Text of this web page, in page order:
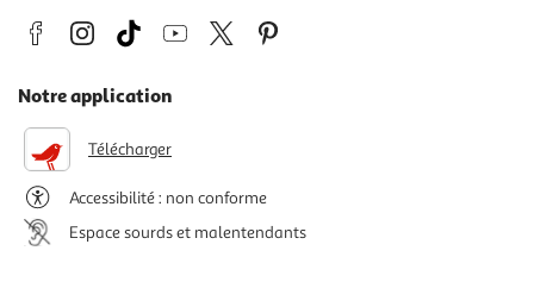
Notre application
Télécharger
Accessibilité : non conforme
Espace sourds et malentendants